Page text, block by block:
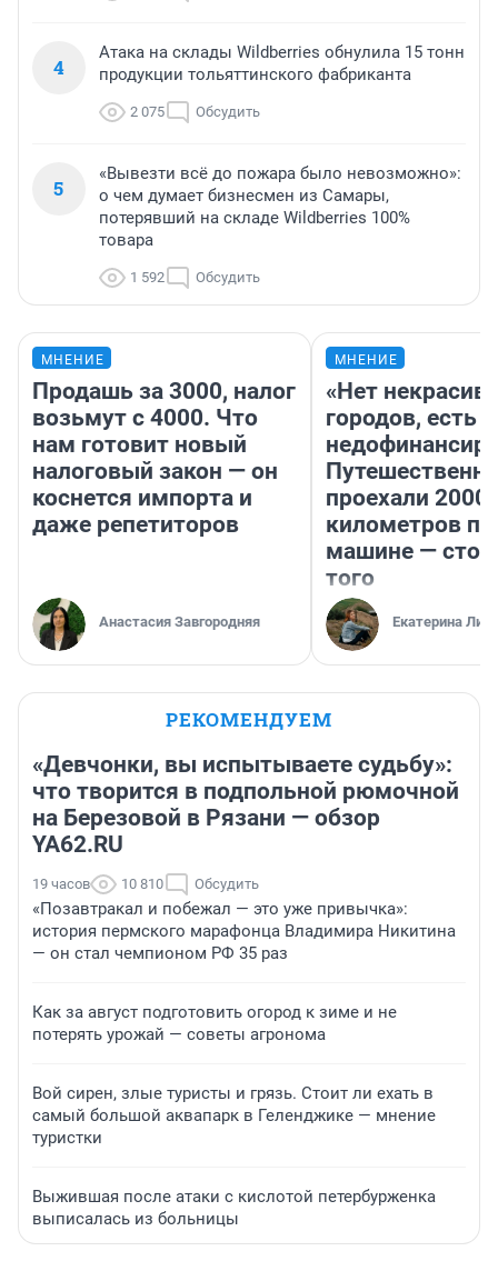
4
Атака на склады Wildberries обнулила 15 тонн
продукции тольяттинского фабриканта
2 075 Обсудить
5
«Вывезти всё до пожара было невозможно»:
о чем думает бизнесмен из Самары,
потерявший на складе Wildberries 100%
товара
1 592 Обсудить
МНЕНИЕ
Продашь за 3000, налог
возьмут с 4000. Что
нам готовит новый
налоговый закон — он
коснется импорта и
даже репетиторов
Анастасия Завгородняя
МНЕНИЕ
«Нет
городов, есть
проехали 2000
километров по
машине —
того
Екатерина
РЕКОМЕНДУЕМ
«Девчонки, вы испытываете судьбу»:
что творится в подпольной рюмочной
на Березовой в Рязани — обзор
YA62.RU
19 часов 10 810 Обсудить
«Позавтракал и побежал — это уже привычка»:
история пермского марафонца Владимира Никитина
— он стал чемпионом РФ 35 раз
Как за август подготовить огород к зиме и не
потерять урожай — советы агронома
Вой сирен, злые туристы и грязь. Стоит ли ехать в
самый большой аквапарк в Геленджике — мнение
туристки
Выжившая после атаки с кислотой петербурженка
выписалась из больницы